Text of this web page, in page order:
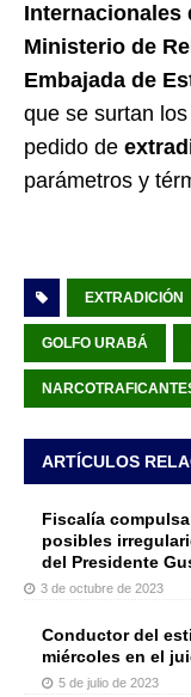
Internacionales
Ministerio de
Embajada de
que se surtan
pedido de
parámetros y
EXTRADICIÓN
GOLFO URABÁ
ARTÍCULOS
Fiscalía
posibles
del Presidente
3 de octubre de 2023
Conductor del
miércoles en el
5 de julio de 2023